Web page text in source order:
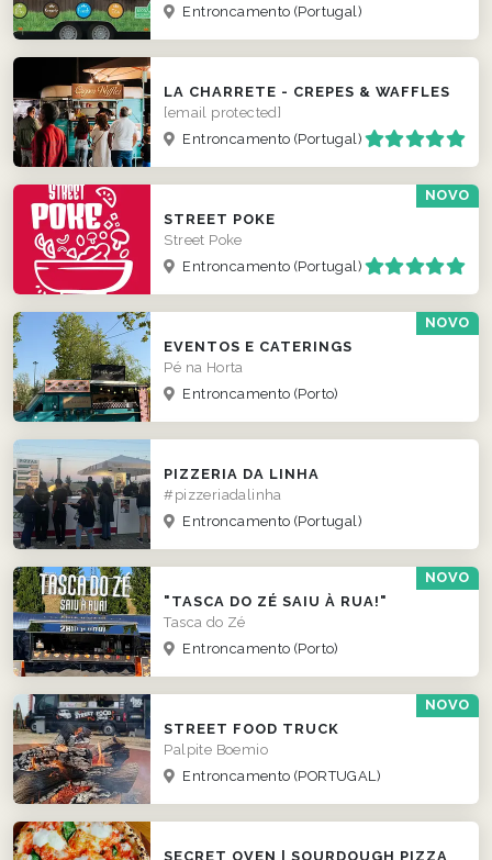
Entroncamento (Portugal)
LA CHARRETE - CREPES & WAFFLES
[email protected]
Entroncamento (Portugal)
NOVO
STREET POKE
Street Poke
Entroncamento (Portugal)
NOVO
EVENTOS E CATERINGS
Pé na Horta
Entroncamento (Porto)
PIZZERIA DA LINHA
#pizzeriadalinha
Entroncamento (Portugal)
NOVO
"TASCA DO ZÉ SAIU À RUA!"
Tasca do Zé
Entroncamento (Porto)
NOVO
STREET FOOD TRUCK
Palpite Boemio
Entroncamento (PORTUGAL)
SECRET OVEN | SOURDOUGH PIZZA